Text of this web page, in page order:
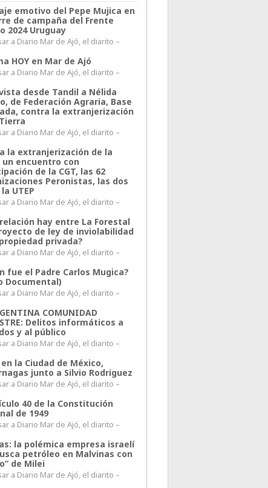
emotivo del Pepe Mujica en
de campaña del Frente
2024 Uruguay
a Diario Mar de Ajó, el diarito –
HOY en Mar de Ajó
a Diario Mar de Ajó, el diarito –
desde Tandil a Nélida
de Federación Agraria, Base
contra la extranjerización
a Diario Mar de Ajó, el diarito –
la extranjerización de la
encuentro con
de la CGT, las 62
Peronistas, las dos
UTEP
a Diario Mar de Ajó, el diarito –
hay entre La Forestal
de ley de inviolabilidad
privada?
a Diario Mar de Ajó, el diarito –
fue el Padre Carlos Mugica?
Documental)
a Diario Mar de Ajó, el diarito –
COMUNIDAD
Delitos informáticos a
y al público
a Diario Mar de Ajó, el diarito –
en la Ciudad de México,
junto a Silvio Rodriguez
a Diario Mar de Ajó, el diarito –
40 de la Constitución
de 1949
a Diario Mar de Ajó, el diarito –
la polémica empresa israelí
petróleo en Malvinas con
de Milei
a Diario Mar de Ajó, el diarito –